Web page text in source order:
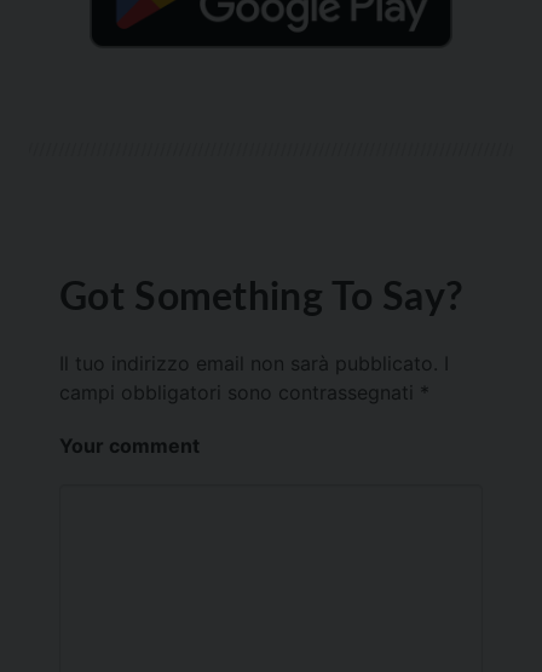
Got Something To Say?
Il tuo indirizzo email non sarà pubblicato.
campi obbligatori sono contrassegnati *
Your comment